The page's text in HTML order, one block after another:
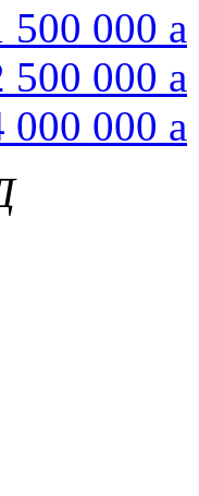
500 000 a
500 000 a
000 000 a